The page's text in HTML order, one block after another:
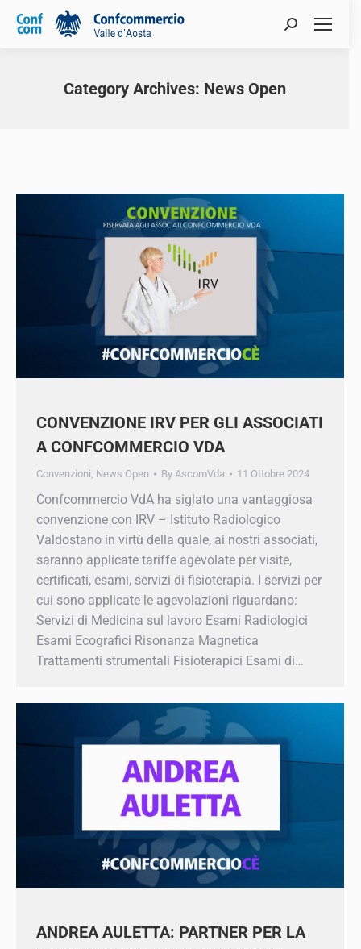
Category Archives: News Open
CONVENZIONE IRV PER GLI
ASSOCIATI A CONFCOMMERCIO VDA
AscomVda 11 Ottobre 2024
Confcommercio VdA ha siglato una
vantaggiosa convenzione con IRV – Istituto
Radiologico Valdostano in virtù della quale, ai
nostri associati, saranno applicate tariffe
agevolate per visite, certificati, esami, servizi di
fisioterapia. I servizi per cui sono applicate le
agevolazioni riguardano: Servizi di Medicina sul
lavoro Esami Radiologici Esami Ecografici
Risonanza Magnetica Trattamenti strumentali
ANDREA AULETTA: PARTNER PER LA